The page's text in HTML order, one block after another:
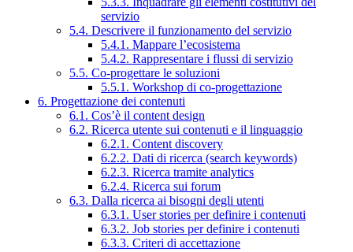
servizio
5.4. Descrivere il funzionamento del servizio
5.4.1. Mappare l’ecosistema
5.4.2. Rappresentare i flussi di servizio
5.5. Co-progettare le soluzioni
5.5.1. Workshop di co-progettazione
6. Progettazione dei contenuti
6.1. Cos’è il content design
6.2. Ricerca utente sui contenuti e il linguaggio
6.2.1. Content discovery
6.2.2. Dati di ricerca (search keywords)
6.2.3. Ricerca tramite analytics
6.2.4. Ricerca sui forum
6.3. Dalla ricerca ai bisogni degli utenti
6.3.1. User stories per definire i contenuti
6.3.2. Job stories per definire i contenuti
6.3.3. Criteri di accettazione